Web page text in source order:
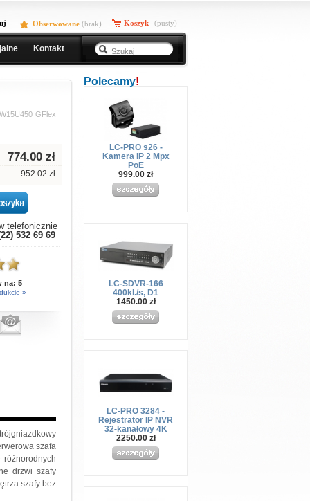
Obserwowane (brak) Koszyk (pusty)
Kontakt
Polecamy!
LC-PRO s26 -
Kamera IP 2 Mpx
PoE
999.00 zł
LC-SDVR-166
400kl./s, D1
1450.00 zł
LC-PRO 3284 -
Rejestrator IP NVR
32-kanałowy 4K
2250.00 zł
GFlex
774.00 zł
952.02 zł
telefonicznie
532 69 69
na: 5
»
szafa
różnorodnych
drzwi szafy
szafy bez